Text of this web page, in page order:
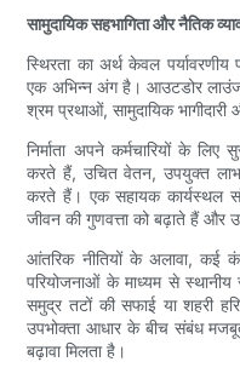
सामुदायिक सहभागिता और नैतिक
स्थिरता का अर्थ केवल पर्यावरणीय
एक अभिन्न अंग है। आउटडोर लाउंज
श्रम प्रथाओं, सामुदायिक
निर्माता अपने कर्मचारियों के लिए
करते हैं, उचित वेतन, उपयुक्त
करते हैं। एक सहायक कार्यस्थल
जीवन की गुणवत्ता को बढ़ाते हैं और
आंतरिक नीतियों के अलावा, कई
परियोजनाओं के माध्यम से स्थानीय
समुद्र तटों की सफाई या शहरी
उपभोक्ता आधार के बीच संबंध
बढ़ावा मिलता है।